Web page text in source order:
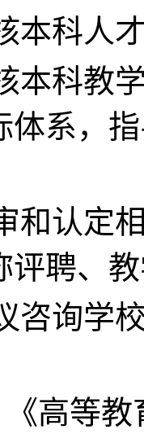
本科人
本科教
体系，
和认定
评聘、
咨询学
高等